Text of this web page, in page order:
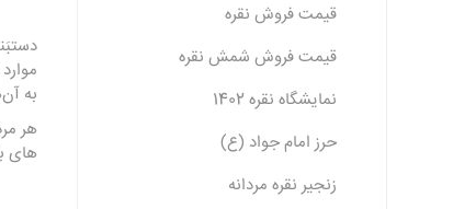
به
هر
های
قیمت فروش نقره
قیمت فروش شمش نقره
نمایشگاه نقره 1402
حرز امام جواد (ع)
زنجیر نقره مردانه